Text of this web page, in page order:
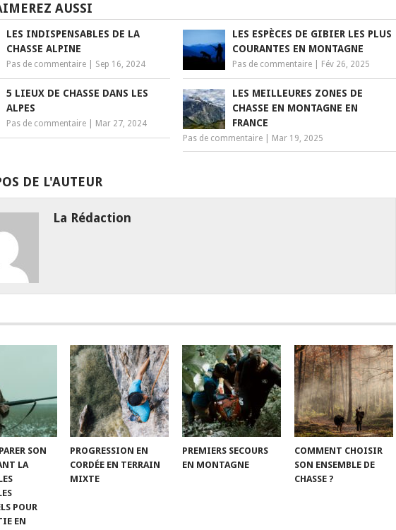
AUSSI
LES INDISPENSABLES DE LA
CHASSE ALPINE
Pas de commentaire Sep 16, 2024
LES ESPÈCES DE GIBIER LES PLUS
COURANTES EN MONTAGNE
Pas de commentaire Fév 26, 2025
5 LIEUX DE CHASSE DANS LES
ALPES
Pas de commentaire Mar 27, 2024
LES MEILLEURES ZONES DE
CHASSE EN MONTAGNE EN
FRANCE
Pas de commentaire Mar 19, 2025
DE L'AUTEUR
La Rédaction
SON
LA
POUR
EN
PROGRESSION EN
CORDÉE EN TERRAIN
MIXTE
PREMIERS SECOURS
EN MONTAGNE
COMMENT CHOISIR
SON ENSEMBLE DE
CHASSE ?